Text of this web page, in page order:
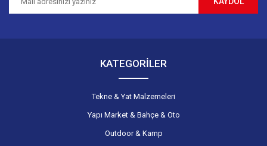
Gönder
KATEGORİLER
Tekne & Yat Malzemeleri
Yapı Market & Bahçe & Oto
Outdoor & Kamp